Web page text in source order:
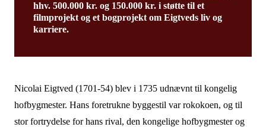
hhv. 500.000 kr. og 150.000 kr. i støtte til et
filmprojekt og et bogprojekt om Eigtveds liv og
karriere.
Nicolai Eigtved (1701-54) blev i 1735 udnævnt til kongelig
hofbygmester. Hans foretrukne byggestil var rokokoen, og til
stor fortrydelse for hans rival, den kongelige hofbygmester og